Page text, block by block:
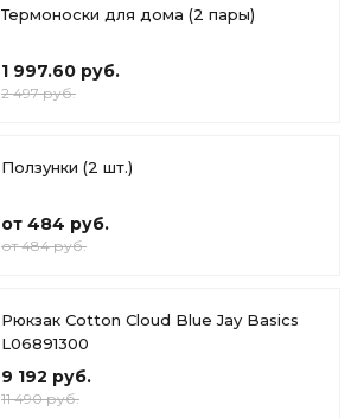
Термоноски для дома (2 пары)
1 997.60 руб.
2 497 руб.
Ползунки (2 шт.)
от 484 руб.
от 484 руб.
Рюкзак Cotton Cloud Blue Jay Basics
L06891300
9 192 руб.
11 490 руб.